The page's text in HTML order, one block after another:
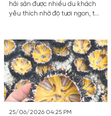
hải sản được nhiều du khách
yêu thích nhờ độ tươi ngon, thịt
25/06/2026 04:25 PM